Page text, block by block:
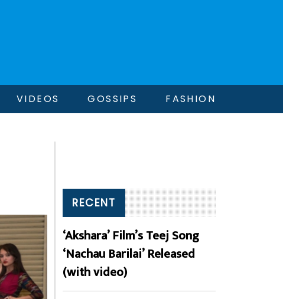
VIDEOS GOSSIPS FASHION
RECENT
‘Akshara’ Film’s Teej Song
‘Nachau Barilai’ Released
(with video)